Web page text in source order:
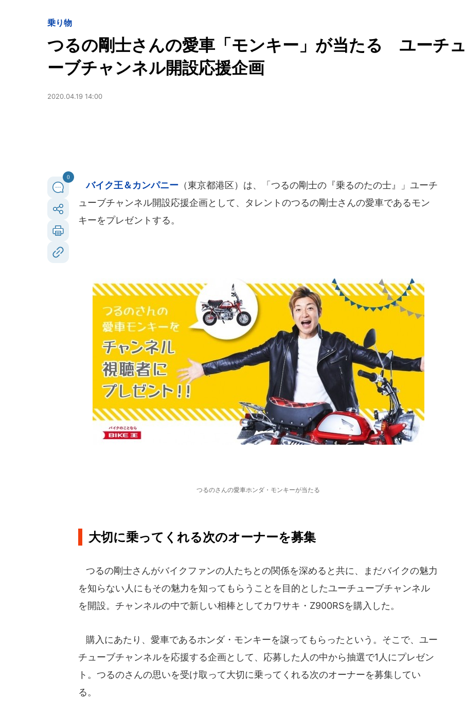
乗り物
つるの剛士さんの愛車「モンキー」が当たる ユーチュ
ーブチャンネル開設応援企画
2020.04.19 14:00
0
バイク王＆カンパニー （東京都港区）は、「つるの剛士の『乗るのたの士』」ユーチ
ューブチャンネル開設応援企画として、タレントのつるの剛士さんの愛車であるモン
キーをプレゼントする。
つるのさんの愛車ホンダ・モンキーが当たる
大切に乗ってくれる次のオーナーを募集
つるの剛士さんがバイクファンの人たちとの関係を深めると共に、まだバイクの魅力
を知らない人にもその魅力を知ってもらうことを目的としたユーチューブチャンネル
を開設。チャンネルの中で新しい相棒としてカワサキ・Z900RSを購入した。
購入にあたり、愛車であるホンダ・モンキーを譲ってもらったという。そこで、ユー
チューブチャンネルを応援する企画として、応募した人の中から抽選で1人にプレゼン
ト。つるのさんの思いを受け取って大切に乗ってくれる次のオーナーを募集してい
る。